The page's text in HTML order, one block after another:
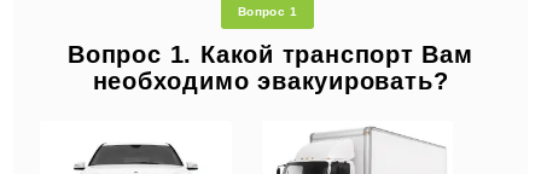
Вопрос 1
Вопрос 1. Какой транспорт Вам
необходимо эвакуировать?